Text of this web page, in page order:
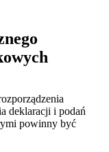
deklaracji i podań
powinny być